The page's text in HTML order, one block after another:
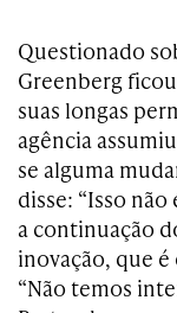
Questionado
Greenberg
suas longas
agência
se alguma
disse: “Isso
a continuação
inovação, que é
“Não temos